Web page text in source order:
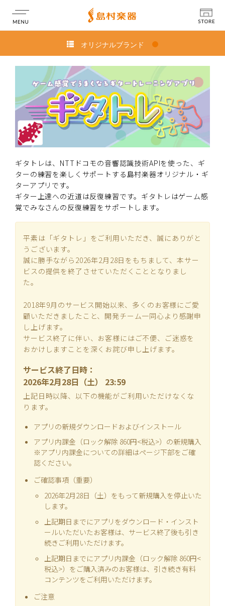
オリジナルブランド
ギタトレは、NTTドコモの音響認識技術APIを使った、ギ
ターの練習を楽しくサポートする島村楽器オリジナル・ギ
ターアプリです。
ギター上達への近道は反復練習です。ギタトレはゲーム感
覚でみなさんの反復練習をサポートします。
平素は「ギタトレ」をご利用いただき、誠にありがと
うございます。
誠に勝手ながら2026年2月28日をもちまして、本サー
ビスの提供を終了させていただくこととなりまし
た。
2018年9月のサービス開始以来、多くのお客様にご愛
顧いただきましたこと、開発チーム一同心より感謝申
し上げます。
サービス終了に伴い、お客様にはご不便、ご迷惑を
おかけしますことを深くお詫び申し上げます。
サービス終了日時：
2026年2月28日（土） 23:59
上記日時以降、以下の機能がご利用いただけなくな
ります。
アプリの新規ダウンロードおよびインストール
アプリ内課金（ロック解除 860円<税込>）の新規購入
※アプリ内課金についての詳細はページ下部をご確
認ください。
ご確認事項（重要）
2026年2月28日（土）をもって新規購入を停止いた
します。
上記期日までにアプリをダウンロード・インスト
ールいただいたお客様は、サービス終了後も引き
続きご利用いただけます。
上記期日までにアプリ内課金（ロック解除 860円<
税込>）をご購入済みのお客様は、引き続き有料
コンテンツをご利用いただけます。
ご注意